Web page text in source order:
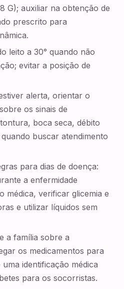
G); auxiliar na obtenção de
prescrito para
leito a 30° quando não
evitar a posição de
alerta, orientar o
os sinais de
boca seca, débito
buscar atendimento
para dias de doença:
a enfermidade
médica, verificar glicemia e
e utilizar líquidos sem
a família sobre a
os medicamentos para
identificação médica
para os socorristas.